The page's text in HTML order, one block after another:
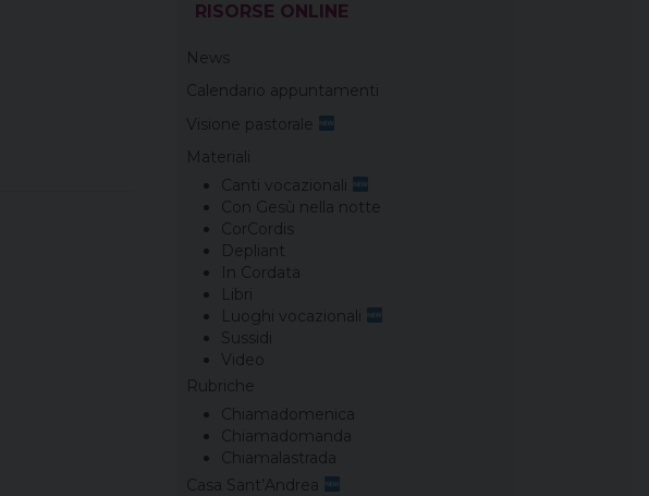
RISORSE ONLINE
News
Calendario appuntamenti
Visione pastorale
Materiali
Canti vocazionali
Con Gesù nella notte
CorCordis
Depliant
In Cordata
Libri
Luoghi vocazionali
Sussidi
Video
Rubriche
Chiamadomenica
Chiamadomanda
Chiamalastrada
Casa Sant’Andrea